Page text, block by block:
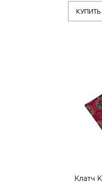
КУПИТЬ
Клатч